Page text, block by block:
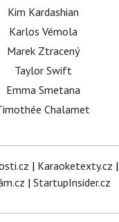
Kim Kardashian
Karlos Vémola
Marek Ztracený
Taylor Swift
Emma Smetana
Chalamet
| Karaoketexty.cz |
| StartupInsider.cz